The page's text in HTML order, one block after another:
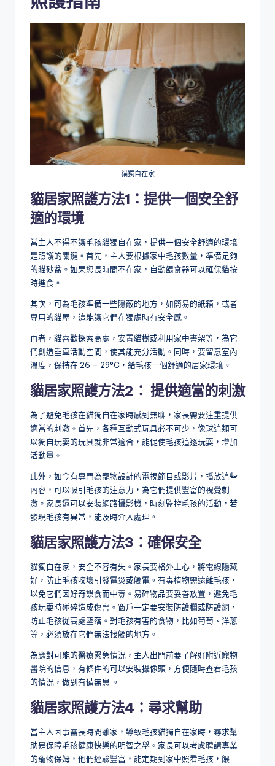
貓獨自在家
貓居家照護方法1： 提供一個安全舒
適的環境
當主人不得不讓毛孩貓獨自在家，提供一個安全舒適的環境
是照護的關鍵。首先，主人要根據家中毛孩數量，準備足夠
的貓砂盆。如果您長時間不在家，自動餵食器可以確保貓按
時進食。
其次，可為毛孩準備一些隱蔽的地方，如簡易的紙箱，或者
專用的貓屋，這能讓它們在獨處時有安全感。
再者，貓喜歡探索高處，安置貓樹或利用家中書架等，為它
們創造垂直活動空間，使其能充分活動。同時，要留意室內
溫度，保持在 26 – 29°C，給毛孩一個舒適的居家環境。
貓居家照護方法2： 提供適當的刺激
為了避免毛孩在貓獨自在家時感到無聊，家長需要注重提供
適當的刺激。首先，各種互動式玩具必不可少，像球這類可
以獨自玩耍的玩具就非常適合，能促使毛孩追逐玩耍，增加
活動量。
此外，如今有專門為寵物設計的電視節目或影片，播放這些
內容，可以吸引毛孩的注意力，為它們提供豐富的視覺刺
激。家長還可以安裝網路攝影機，時刻監控毛孩的活動，若
發現毛孩有異常，能及時介入處理。
貓居家照護方法3： 確保安全
貓獨自在家，安全不容有失。家長要格外上心，將電線隱藏
好，防止毛孩咬壞引發電災或觸電。有毒植物需遠離毛孩，
以免它們因好奇誤食而中毒。易碎物品要妥善放置，避免毛
孩玩耍時碰碎造成傷害。窗戶一定要安裝防護欄或防護網，
防止毛孩從高處墜落。對毛孩有害的食物，比如葡萄、洋蔥
等，必須放在它們無法接觸的地方。
為應對可能的醫療緊急情況，主人出門前要了解好附近寵物
醫院的信息，有條件的可以安裝攝像頭，方便隨時查看毛孩
的情況，做到有備無患 。
貓居家照護方法4： 尋求幫助
當主人因事需長時間離家，導致毛孩貓獨自在家時，尋求幫
助是保障毛孩健康快樂的明智之舉。家長可以考慮聘請專業
的寵物保姆，他們經驗豐富，能定期到家中照看毛孩，餵